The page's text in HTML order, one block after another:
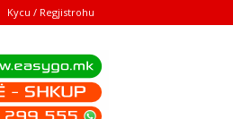
Kycu / Regjistrohu